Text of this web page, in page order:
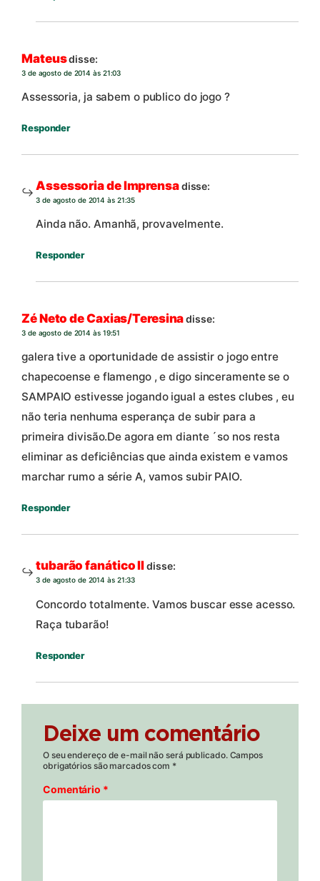
Mateusdisse:
3 de agosto de 2014 às 21:03
Assessoria, ja sabem o publico do jogo ?
Responder
Assessoria de Imprensadisse:
3 de agosto de 2014 às 21:35
Ainda não. Amanhã, provavelmente.
Responder
Zé Neto de Caxias/Teresinadisse:
3 de agosto de 2014 às 19:51
galera tive a oportunidade de assistir o jogo entre
chapecoense e flamengo , e digo sinceramente se o
SAMPAIO estivesse jogando igual a estes clubes , eu
não teria nenhuma esperança de subir para a
primeira divisão.De agora em diante ´so nos resta
eliminar as deficiências que ainda existem e vamos
marchar rumo a série A, vamos subir PAIO.
Responder
tubarão fanático IIdisse:
3 de agosto de 2014 às 21:33
Concordo totalmente. Vamos buscar esse acesso.
Raça tubarão!
Responder
Deixe um comentário
O seu endereço de e-mail não será publicado. Campos
obrigatórios são marcados com *
Comentário *